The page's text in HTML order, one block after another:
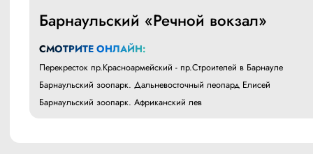
Барнаульский «Речной вокзал»
СМОТРИТЕ ОНЛАЙН:
Перекресток пр.Красноармейский - пр.Строителей в Барнауле
Барнаульский зоопарк. Дальневосточный леопард Елисей
Барнаульский зоопарк. Африканский лев